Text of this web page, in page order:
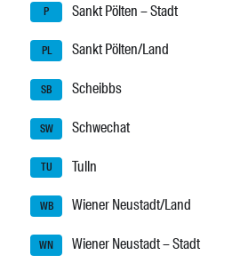
P Sankt Pölten – Stadt
PL Sankt Pölten/Land
SB Scheibbs
SW Schwechat
TU Tulln
WB Wiener Neustadt/Land
WN Wiener Neustadt – Stadt